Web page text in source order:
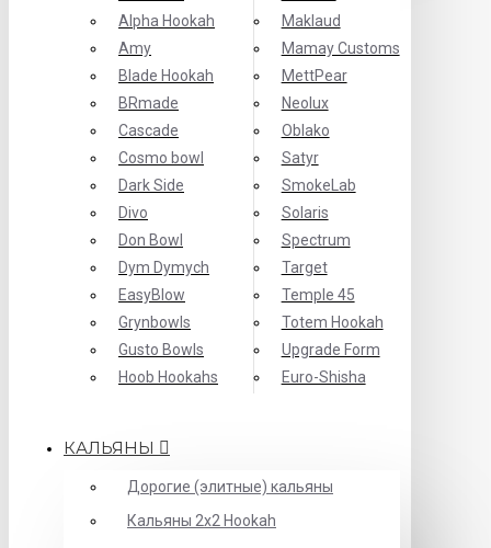
Alpha Hookah
Amy
Blade Hookah
BRmade
Cascade
Cosmo bowl
Dark Side
Divo
Don Bowl
Dym Dymych
EasyBlow
Grynbowls
Gusto Bowls
Hoob Hookahs
Maklaud
Mamay Customs
MettPear
Neolux
Oblako
Satyr
SmokeLab
Solaris
Spectrum
Target
Temple 45
Totem Hookah
Upgrade Form
Еuro-Shisha
КАЛЬЯНЫ
Дорогие (элитные) кальяны
Кальяны 2х2 Hookah